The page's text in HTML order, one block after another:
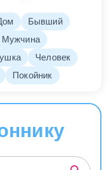
Бывший
Мужчина
Человек
Покойник